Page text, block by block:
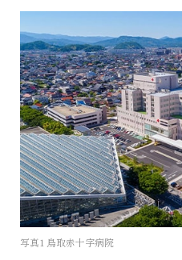
など、2000年以降、病院は第三
いずれも医療の質、すなわち「
の達成である。これまで医療者
快適性が重視されてきたが、病
優先されるという評価であり、
人口推移と病院計画目標
1945年の我が国の人口は7,200万
人であり、その後は減少に転じ
で落ちることが予想されている（
ところで、これまでの病院建築の
写真1 鳥取赤十字病院